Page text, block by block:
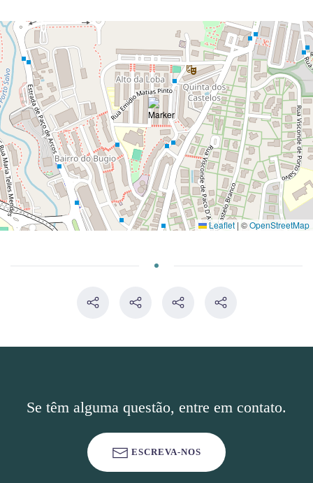
Leaflet | ©OpenStreetMap
Se têm alguma questão, entre em contato.
ESCREVA-NOS